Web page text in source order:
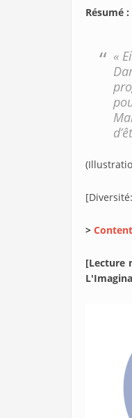
Résumé :
«
>
[Lecture